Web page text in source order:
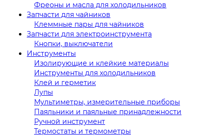
Фреоны и масла для холодильников
Запчасти для чайников
Клеммные пары для чайников
Запчасти для электроинструмента
Кнопки, выключатели
Инструменты
Изолирующие и клейкие материалы
Инструменты для холодильников
Клей и герметик
Лупы
Мультиметры, измерительные приборы
Паяльники и паяльные принадлежности
Ручной инструмент
Термостаты и термометры